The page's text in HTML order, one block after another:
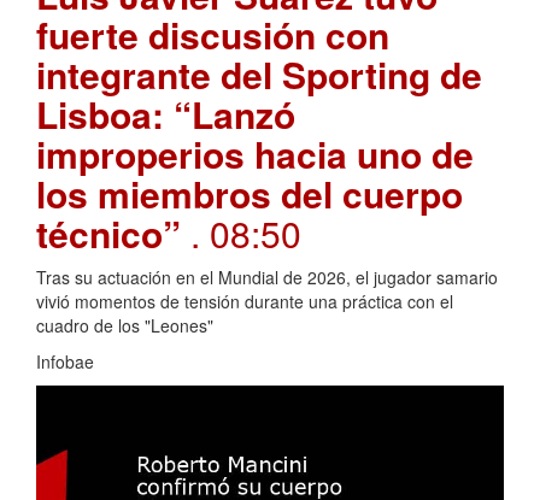
fuerte discusión con
integrante del Sporting de
Lisboa: “Lanzó
improperios hacia uno de
los miembros del cuerpo
técnico” . 08:50
Tras su actuación en el Mundial de 2026, el jugador samario
vivió momentos de tensión durante una práctica con el
cuadro de los "Leones"
Infobae